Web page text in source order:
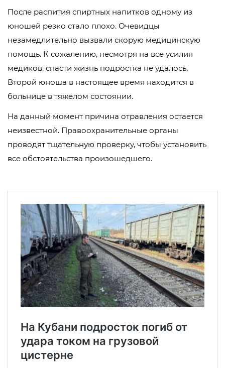
После распития спиртных напитков одному из
юношей резко стало плохо. Очевидцы
незамедлительно вызвали скорую медицинскую
помощь. К сожалению, несмотря на все усилия
медиков, спасти жизнь подростка не удалось.
Второй юноша в настоящее время находится в
больнице в тяжелом состоянии.
На данный момент причина отравления остается
неизвестной. Правоохранительные органы
проводят тщательную проверку, чтобы установить
все обстоятельства произошедшего.